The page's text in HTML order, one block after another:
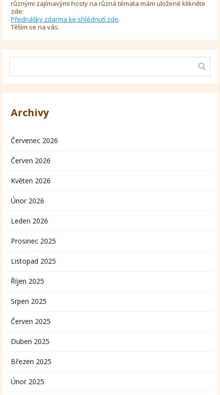
různými zajímavými hosty na různá témata mám uložené klikněte
zde:
Přednášky zdarma ke shlédnutí zde.
Těším se na vás.
Archivy
Červenec 2026
Červen 2026
Květen 2026
Únor 2026
Leden 2026
Prosinec 2025
Listopad 2025
Říjen 2025
Srpen 2025
Červen 2025
Duben 2025
Březen 2025
Únor 2025